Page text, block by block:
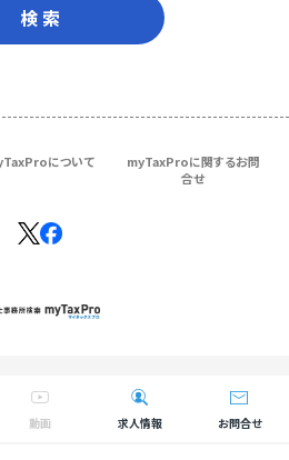
動画 求人情報 お問合せ
検 索
について
myTaxProに関するお問
合せ
© ＴＫＣ Corporation